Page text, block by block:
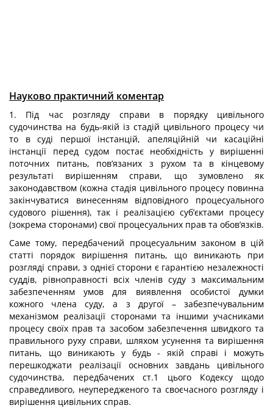
Науково практичний коментар
1. Під час розгляду справи в порядку цивільного
судочинства на будь-якій із стадій цивільного процесу чи
то в суді першої інстанцій, апеляційній чи касаційні
інстанції перед судом постає необхідність у вирішенні
поточних питань, пов’язаних з рухом та в кінцевому
результаті вирішенням справи, що зумовлено як
законодавством (кожна стадія цивільного процесу повинна
закінчуватися винесенням відповідного процесуального
судового рішення), так і реалізацією суб’єктами процесу
(зокрема сторонами) свої процесуальних прав та обов’язків.
Саме тому, передбачений процесуальним законом в цій
статті порядок вирішення питань, що виникають при
розгляді справи, з однієї сторони є гарантією незалежності
суддів, рівноправності всіх членів суду з максимальним
забезпеченням умов для виявлення особистої думки
кожного члена суду, а з другої – забезпечувальним
механізмом реалізації сторонами та іншими учасниками
процесу своїх прав та засобом забезпечення швидкого та
правильного руху справи, шляхом усунення та вирішення
питань, що виникають у будь - якій справі і можуть
перешкоджати реалізації основних завдань цивільного
судочинства, передбачених ст.1 цього Кодексу щодо
справедливого, неупередженого та своєчасного розгляду і
вирішення цивільних справ.